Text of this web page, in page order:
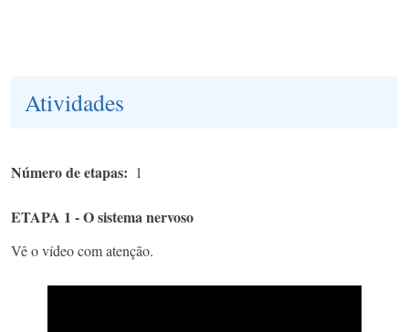
Atividades
Número de etapas 1
ETAPA 1 - O sistema nervoso
Vê o vídeo com atenção.